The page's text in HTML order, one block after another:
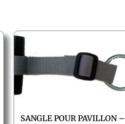
SANGLE POUR PAVILLON –